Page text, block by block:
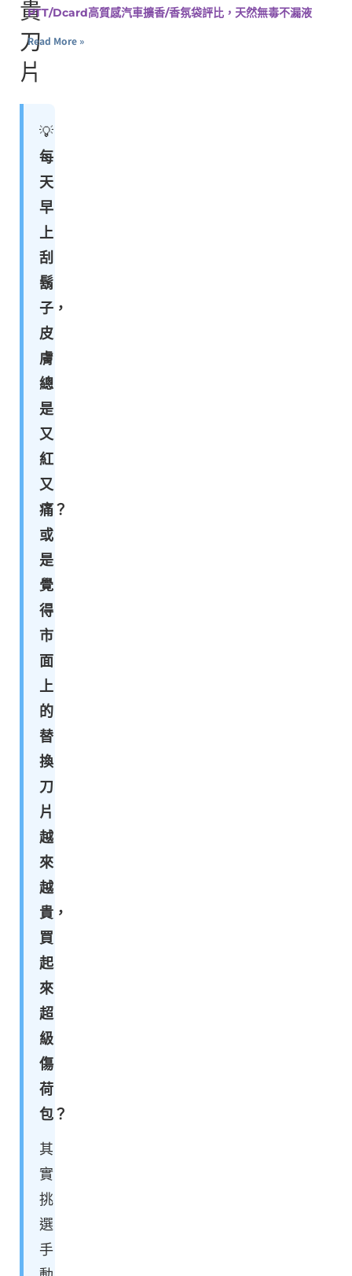
貴
刀
片
💡
每
天
早
上
刮
鬍
子，
皮
膚
總
是
又
紅
又
痛？
或
是
覺
得
市
面
上
的
替
換
刀
片
越
來
越
貴，
買
起
來
超
級
傷
荷
包？
其
實
挑
選
手
PTT/Dcard高質感汽車擴香/香氛袋評比，天然無毒不漏液
Read More »